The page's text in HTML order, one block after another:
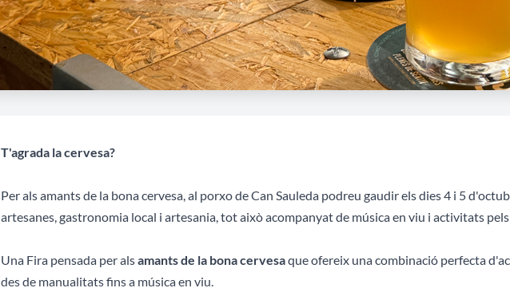
T'agrada la cervesa?
Per als amants de la bona cervesa, al porxo de Can Sauleda podreu gaudir els dies 4 i 5
artesanes, gastronomia local i artesania, tot això acompanyat de música en viu i activitats
Una Fira pensada per alsamants de la bona cervesaque ofereix una combinació perfecta
des de manualitats fins a música en viu.